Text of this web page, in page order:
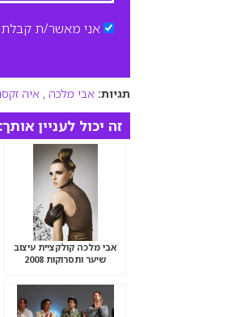
אני מאשר/ת קבלת
תגיות: אבי מלכה , איה
זה יכול לעניין אותך:
אבי מלכה קולקציית עיצוב
שיער ותסרוקות 2008